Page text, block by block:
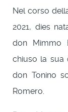
Nel corso
2021, dies
don Mimmo
chiuso la sua
don Tonino
Romero.